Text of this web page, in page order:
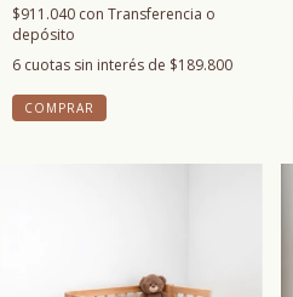
$911.040 con Transferencia o
depósito
6 cuotas sin interés de $189.800
COMPRAR